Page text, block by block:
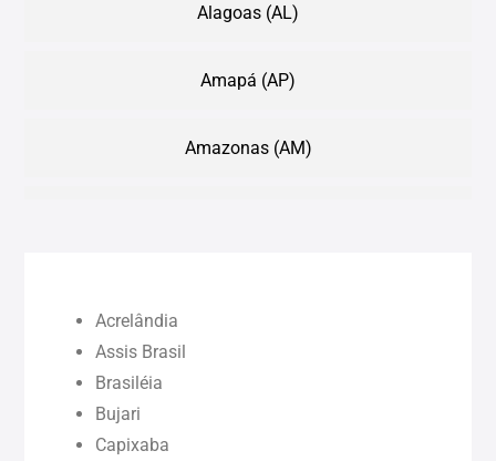
Alagoas (AL)
Amapá (AP)
Amazonas (AM)
Acrelândia
Assis Brasil
Brasiléia
Bujari
Capixaba